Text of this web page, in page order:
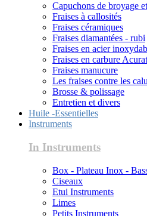
Capuchons de broyage
Fraises à callosités
Fraises céramiques
Fraises diamantées - rubi
Fraises en acier
Fraises en carbure
Fraises manucure
Les fraises contre les
Brosse & polissage
Entretien et divers
Huile -Essentielles
Instruments
In Instruments
Box - Plateau Inox -
Ciseaux
Etui Instruments
Limes
Petits Instruments